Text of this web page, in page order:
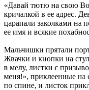
«Давай тютю на свою
кричалкой в ее адрес.
царапали заколками на
ее имя и всякие
Мальчишки прятали
Жвачки и кнопки на
в мелу, листки с
меня!», приклеенные на
по спине, и листок